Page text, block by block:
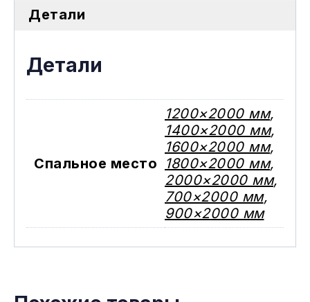
Детали
Детали
Спальное место
1200×2000 мм,
1400×2000 мм,
1600×2000 мм,
1800×2000 мм,
2000×2000 мм,
700×2000 мм,
900×2000 мм